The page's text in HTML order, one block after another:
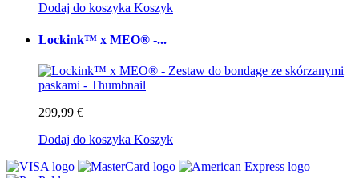
Dodaj do koszyka Koszyk
Lockink™ x MEO® -...
299,99 €
Dodaj do koszyka Koszyk